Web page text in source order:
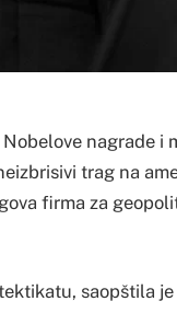
nagrade i
trag na
firma za
saopštila